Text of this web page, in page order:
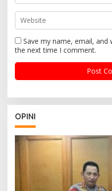
Save my name, email,
the next time I comment.
OPINI